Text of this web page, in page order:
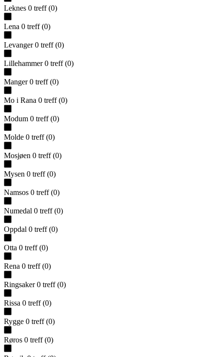
Leknes 0 treff (0)
Lena 0 treff (0)
Levanger 0 treff (0)
Lillehammer 0 treff (0)
Manger 0 treff (0)
Mo i Rana 0 treff (0)
Modum 0 treff (0)
Molde 0 treff (0)
Mosjøen 0 treff (0)
Mysen 0 treff (0)
Namsos 0 treff (0)
Numedal 0 treff (0)
Oppdal 0 treff (0)
Otta 0 treff (0)
Rena 0 treff (0)
Ringsaker 0 treff (0)
Rissa 0 treff (0)
Rygge 0 treff (0)
Røros 0 treff (0)